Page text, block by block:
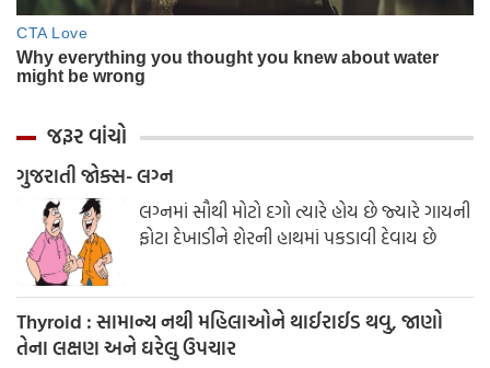
જરૂર વાંચો
ગુજરાતી જોક્સ- લગ્ન
લગ્નમાં સૌથી મોટો દગો ત્યારે હોય છે જ્યારે ગાયની
ફોટા દેખાડીને શેરની હાથમાં પકડાવી દેવાય છે
Thyroid : સામાન્ય નથી મહિલાઓને થાઈરાઈડ થવુ, જાણો
તેના લક્ષણ અને ઘરેલુ ઉપચાર